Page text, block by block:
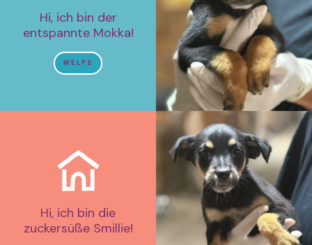
Hi, ich bin der
entspannte Mokka!
WELPE
Hi, ich bin die
zuckersüße Smillie!